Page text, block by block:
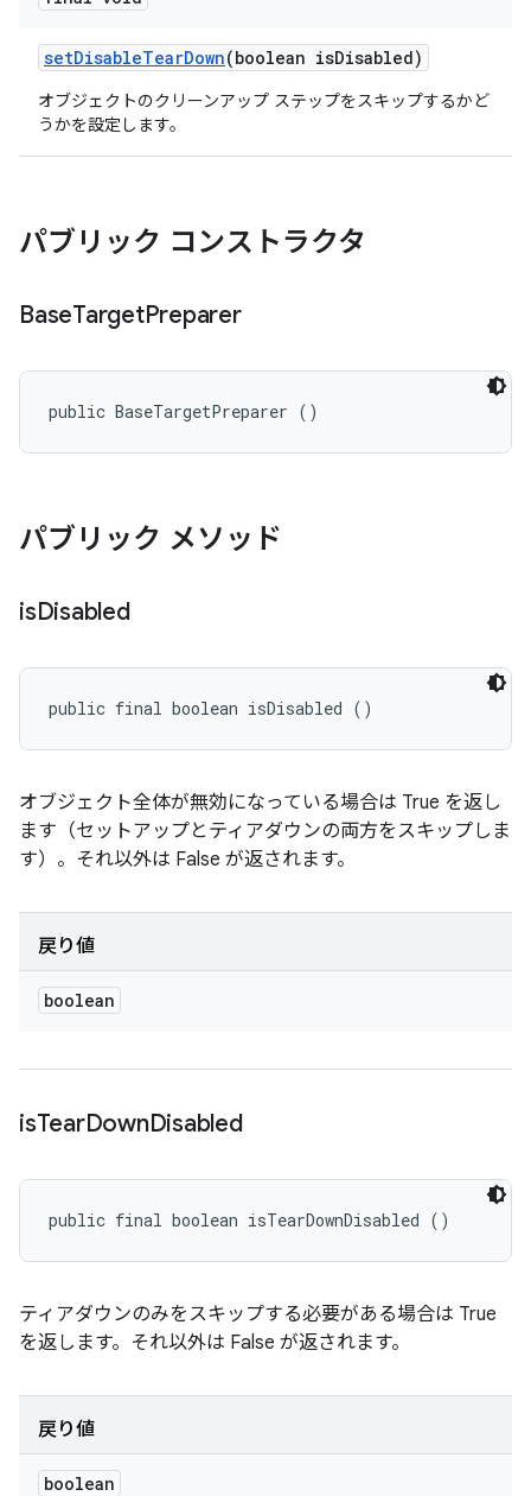
setDisableTearDown(boolean isDisabled)
オブジェクトのクリーンアップ ステップをスキップするかど
うかを設定します。
パブリック コンストラクタ
BaseTargetPreparer
public BaseTargetPreparer ()
パブリック メソッド
isDisabled
public final boolean isDisabled ()
オブジェクト全体が無効になっている場合は True を返し
ます（セットアップとティアダウンの両方をスキップしま
す）。それ以外は False が返されます。
戻り値
boolean
isTearDownDisabled
public final boolean isTearDownDisabled ()
ティアダウンのみをスキップする必要がある場合は True
を返します。それ以外は False が返されます。
戻り値
boolean